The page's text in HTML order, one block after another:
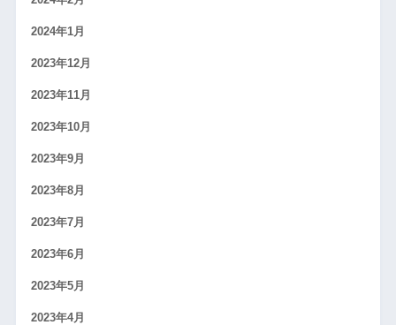
2024年1月
2023年12月
2023年11月
2023年10月
2023年9月
2023年8月
2023年7月
2023年6月
2023年5月
2023年4月